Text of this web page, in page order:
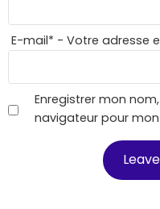
E-mail* - Votre adresse
Enregistrer mon
navigateur pour